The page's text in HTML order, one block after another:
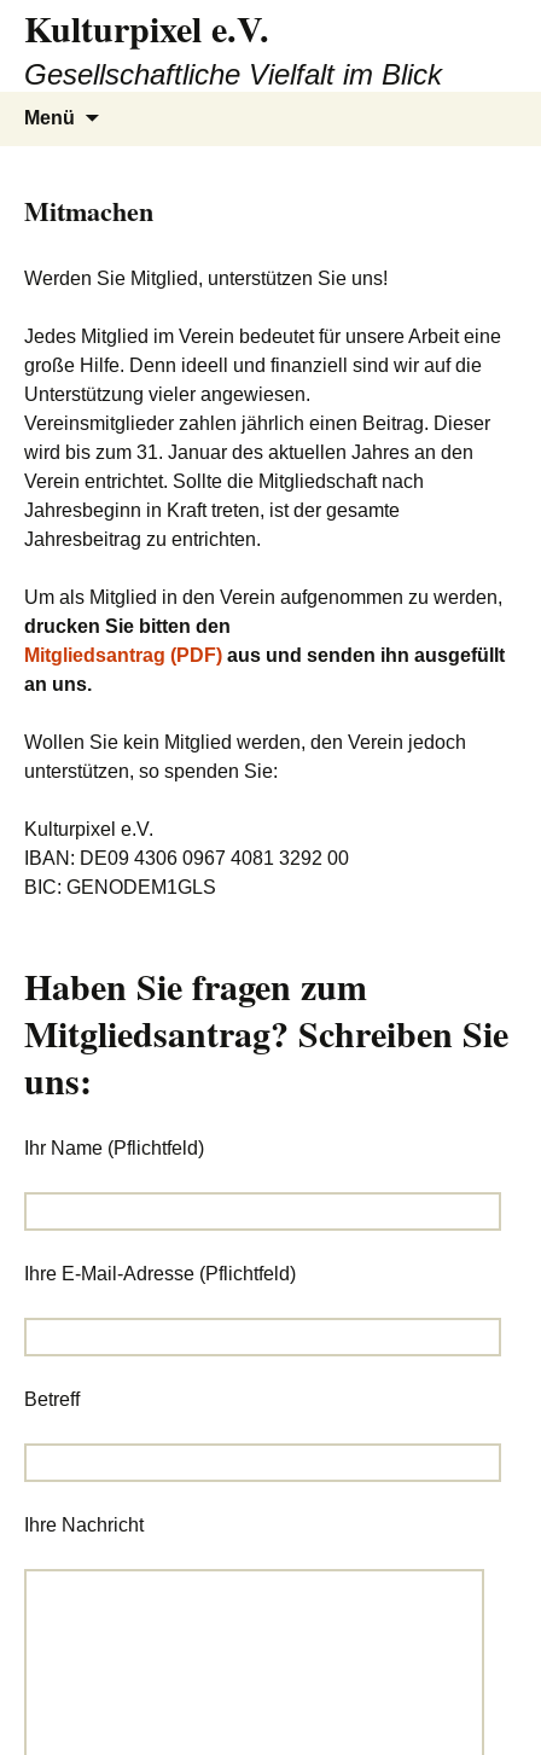
Inhalt
springen
Kulturpixel e.V.
Gesellschaftliche Vielfalt im Blick
Menü
Mitmachen
Werden Sie Mitglied, unterstützen Sie uns!
Jedes Mitglied im Verein bedeutet für unsere Arbeit eine
große Hilfe. Denn ideell und finanziell sind wir auf die
Unterstützung vieler angewiesen.
Vereinsmitglieder zahlen jährlich einen Beitrag. Dieser
wird bis zum 31. Januar des aktuellen Jahres an den
Verein entrichtet. Sollte die Mitgliedschaft nach
Jahresbeginn in Kraft treten, ist der gesamte
Jahresbeitrag zu entrichten.
Um als Mitglied in den Verein aufgenommen zu werden,
drucken Sie bitten den
Mitgliedsantrag (PDF) aus und senden ihn ausgefüllt
an uns.
Wollen Sie kein Mitglied werden, den Verein jedoch
unterstützen, so spenden Sie:
Kulturpixel e.V.
IBAN: DE09 4306 0967 4081 3292 00
BIC: GENODEM1GLS
Haben Sie fragen zum
Mitgliedsantrag? Schreiben Sie
uns:
Ihr Name (Pflichtfeld)
Ihre E-Mail-Adresse (Pflichtfeld)
Betreff
Ihre Nachricht